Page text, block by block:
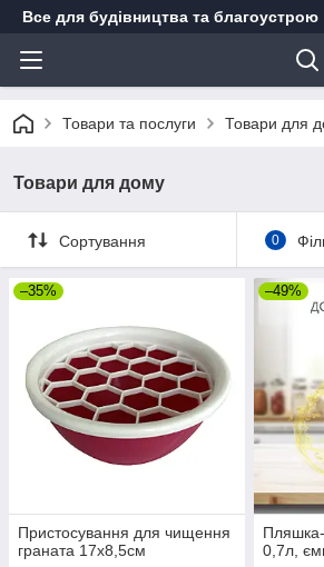
Все для будівництва та благоустрою
Товари та послуги Товари для
Товари для дому
Сортування 0
–35%
Пристосування для чищення
граната 17х8,5см
–49%
Пляшка-
0,7л,